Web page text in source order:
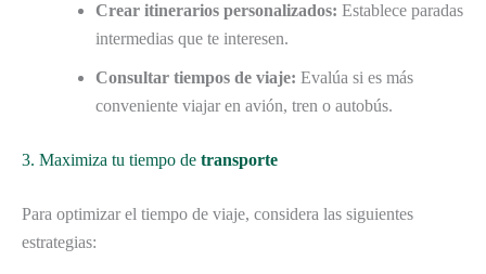
Crear itinerarios personalizados: Establece paradas
intermedias que te interesen.
Consultar tiempos de viaje: Evalúa si es más
conveniente viajar en avión, tren o autobús.
3. Maximiza tu tiempo de transporte
Para optimizar el tiempo de viaje, considera las siguientes
estrategias: